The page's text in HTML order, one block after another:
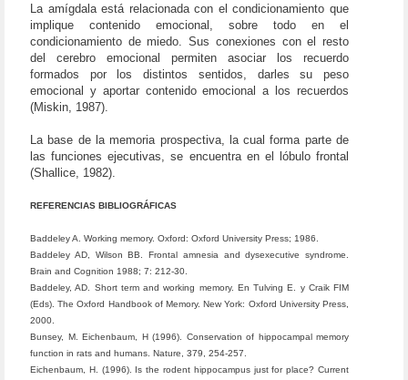
La amígdala está relacionada con el condicionamiento que
implique contenido emocional, sobre todo en el
condicionamiento de miedo. Sus conexiones con el resto
del cerebro emocional permiten asociar los recuerdo
formados por los distintos sentidos, darles su peso
emocional y aportar contenido emocional a los recuerdos
(Miskin, 1987).
La base de la memoria prospectiva, la cual forma parte de
las funciones ejecutivas, se encuentra en el lóbulo frontal
(Shallice, 1982).
REFERENCIAS BIBLIOGRÁFICAS
Baddeley A. Working memory. Oxford: Oxford University Press; 1986.
Baddeley AD, Wilson BB. Frontal amnesia and dysexecutive syndrome.
Brain and Cognition 1988; 7: 212-30.
Baddeley, AD. Short term and working memory. En Tulving E. y Craik FIM
(Eds). The Oxford Handbook of Memory. New York: Oxford University Press,
2000.
Bunsey, M. Eichenbaum, H (1996). Conservation of hippocampal memory
function in rats and humans. Nature, 379, 254-257.
Eichenbaum, H. (1996). Is the rodent hippocampus just for place? Current